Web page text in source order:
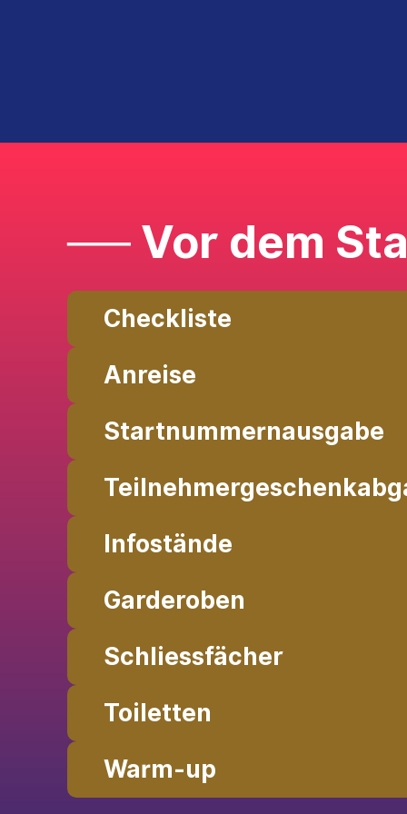
── Vor dem
Checkliste
Anreise
Startnummernausgabe
Infostände
Garderoben
Schliessfächer
Toiletten
Warm-up